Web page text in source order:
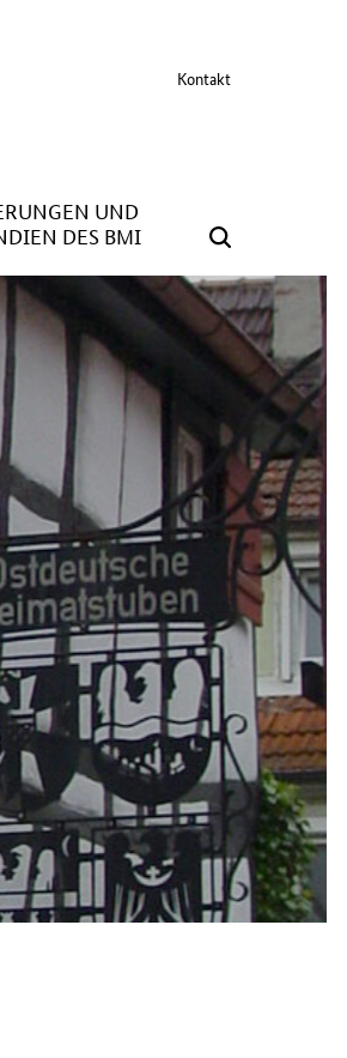
Kontakt
UND
DES BMI